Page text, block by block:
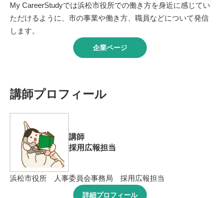
My CareerStudyでは浜松市役所での働き方を身近に感じてい
ただけるように、市の事業や働き方、職員などについて発信
します。
企業ページ
講師プロフィール
講師
採用広報担当
浜松市役所 人事委員会事務局 採用広報担当
詳細プロフィール